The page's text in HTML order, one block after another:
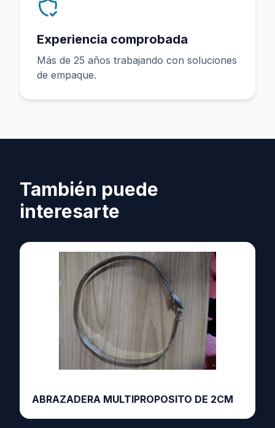
Experiencia comprobada
Más de 25 años trabajando con soluciones
de empaque.
También puede
interesarte
ABRAZADERA MULTIPROPOSITO DE 2CM